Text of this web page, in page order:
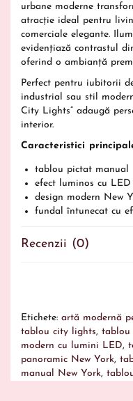
urbane moderne
atracție ideal pentru
comerciale elegante.
evidențiază contrastul
oferind o ambianță
Perfect pentru iubitorii
industrial sau stil
City Lights” adaugă
interior.
Caracteristici
tablou pictat manual
efect luminos cu LED
design modern New
fundal întunecat cu
decor premium
Lucrarea va fi semnată
Lucrarea vine însoțită de
Recenzii (0)
Etichete: artă modernă
tablou city lights, tablou
modern cu lumini LED,
panoramic New York,
manual New York,